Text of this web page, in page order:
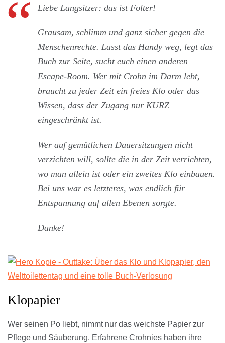
Liebe Langsitzer: das ist Folter!
Grausam, schlimm und ganz sicher gegen die
Menschenrechte. Lasst das Handy weg, legt das
Buch zur Seite, sucht euch einen anderen
Escape-Room. Wer mit Crohn im Darm lebt,
braucht zu jeder Zeit ein freies Klo oder das
Wissen, dass der Zugang nur KURZ
eingeschränkt ist.
Wer auf gemütlichen Dauersitzungen nicht
verzichten will, sollte die in der Zeit verrichten,
wo man allein ist oder ein zweites Klo einbauen.
Bei uns war es letzteres, was endlich für
Entspannung auf allen Ebenen sorgte.
Danke!
Klopapier
Wer seinen Po liebt, nimmt nur das weichste Papier zur
Pflege und Säuberung. Erfahrene Crohnies haben ihre